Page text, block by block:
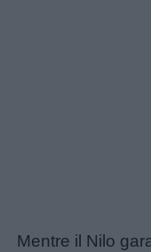
Contatti
Mentre il Nilo